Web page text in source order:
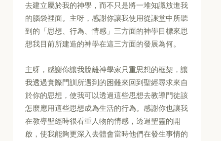
去建立屬於我的神學，而不只是將一堆知識放進我
的腦袋裡面。主呀，感謝你讓我使用從課堂中所聽
到的「思想、行為、情感」三方面的神學目標來思
想我目前所建造的神學在這三方面的發展為何。
主呀，感謝你讓我脫離神學家只重思想的框架，讓
我透過實際門訓所遇到的困難來回到聖經尋求來自
於你的思想，使我可以透過這些思想去教導門徒該
怎麼應用這些思想成為生活的行為。感謝你也讓我
在教導聖經時很看重人物的情感，透過聖靈的開
啟，使我能夠更深入去體會當時他們在發生事情的